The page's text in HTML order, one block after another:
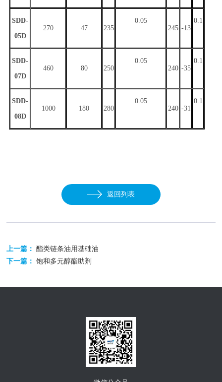
SDD-
05D
270 47 235
0.05
245 -13
0. 1
SDD-
07D
460 80 250
0.05
240 -35
0. 1
SDD-
08D
1000 180 280
0.05
240 -31
0. 1
返回列表
上一篇：酯类链条油用基础油
下一篇：饱和多元醇酯助剂